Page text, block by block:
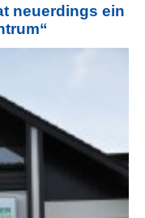
neuerdings ein